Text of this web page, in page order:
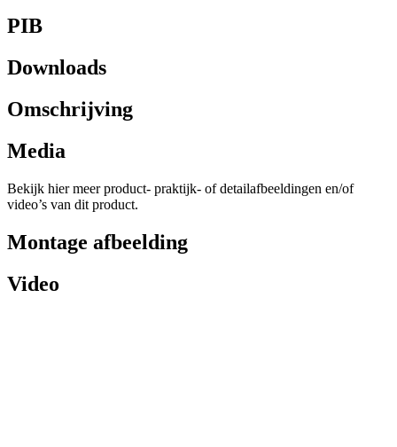
PIB
Downloads
Omschrijving
Media
Bekijk hier meer product- praktijk- of detailafbeeldingen en/of
video’s van dit product.
Montage afbeelding
Video